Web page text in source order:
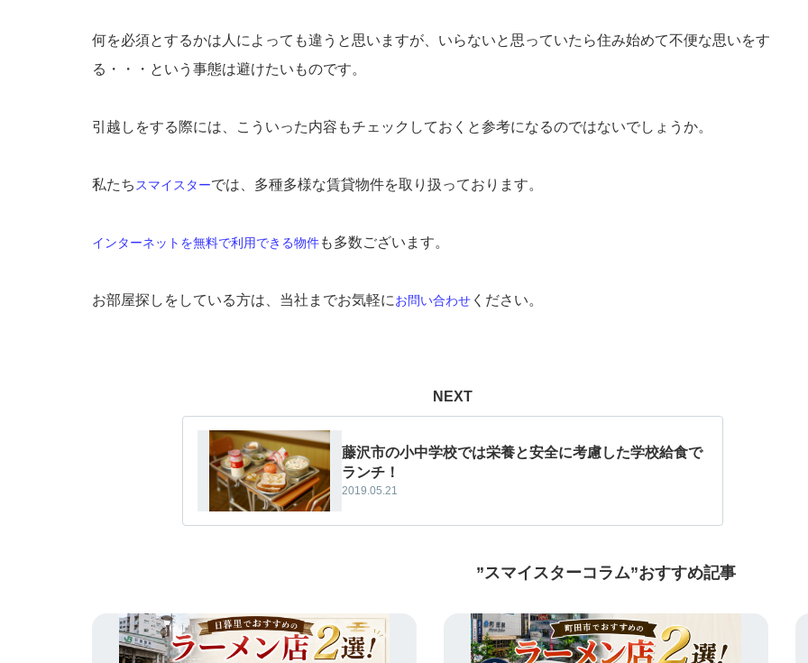
何を必須とするかは人によっても違うと思いますが、いらないと思っていたら住み始めて不便な思いをす
る・・・という事態は避けたいものです。
引越しをする際には、こういった内容もチェックしておくと参考になるのではないでしょうか。
私たち スマイスターでは、多種多様な賃貸物件を取り扱っております。
インターネットを無料で利用できる物件も多数ございます。
お部屋探しをしている方は、当社までお気軽にお問い合わせ ください。
NEXT
藤沢市の小中学校では栄養と安全に考慮した学校給食で
ランチ！
2019.05.21
”スマイスターコラム”おすすめ記事